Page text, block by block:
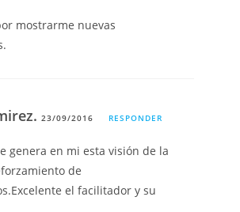
mostrarme nuevas
23/09/2016 RESPONDER
genera en mi esta visión de la
de
el facilitador y su